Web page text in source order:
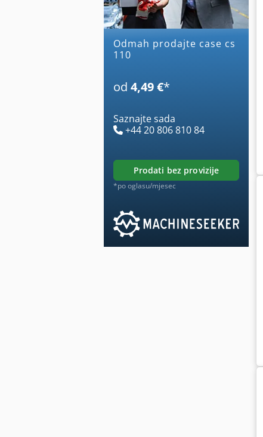
Odmah prodajte case cs
110
od 4,49 €*
Saznajte sada
+44 20 806 810 84
prodati bez provizije
*po oglasu/mjesec